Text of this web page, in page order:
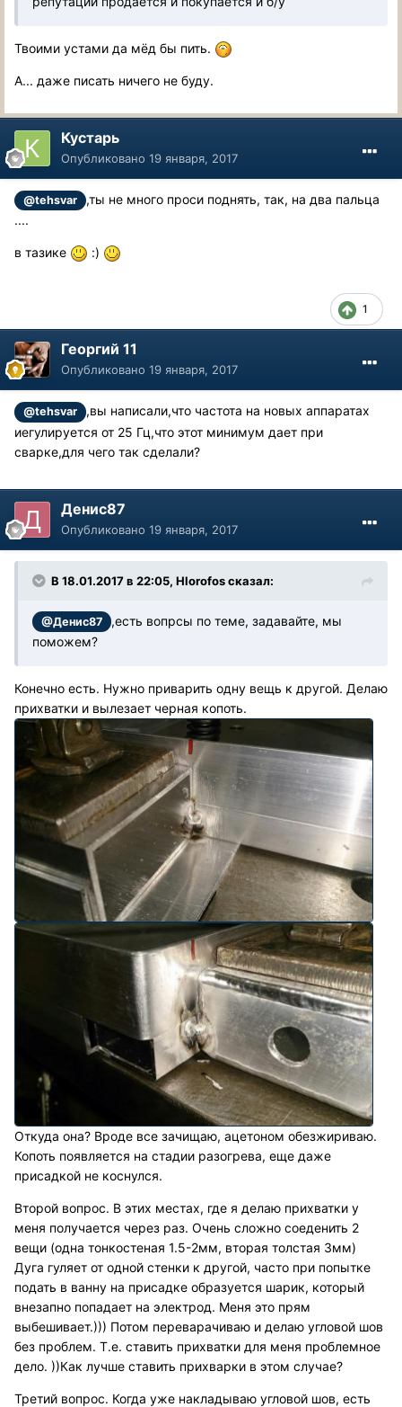
Твоими устами да мёд бы пить.
А... даже писать ничего не буду.
Кустарь
Опубликовано 19 января, 2017
@tehsvar
,ты не много проси поднять, так, на два пальца
....
в тазике :)
1
Георгий 11
Опубликовано 19 января, 2017
@tehsvar
,вы написали,что частота на новых аппаратах
иегулируется от 25 Гц,что этот минимум дает при
сварке,для чего так сделали?
Денис87
Опубликовано 19 января, 2017
В 18.01.2017 в 22:05, Hlorofos сказал:
@Денис87
,есть вопрсы по теме, задавайте, мы
поможем?
Конечно есть. Нужно приварить одну вещь к другой. Делаю
прихватки и вылезает черная копоть.
Откуда она? Вроде все зачищаю, ацетоном обезжириваю.
Копоть появляется на стадии разогрева, еще даже
присадкой не коснулся.
Второй вопрос. В этих местах, где я делаю прихватки у
меня получается через раз. Очень сложно соеденить 2
вещи (одна тонкостеная 1.5-2мм, вторая толстая 3мм)
Дуга гуляет от одной стенки к другой, часто при попытке
подать в ванну на присадке образуется шарик, который
внезапно попадает на электрод. Меня это прям
выбешивает.))) Потом переварачиваю и делаю угловой шов
без проблем. Т.е. ставить прихватки для меня проблемное
дело. ))Как лучше ставить прихварки в этом случае?
Третий вопрос. Когда уже накладываю угловой шов, есть